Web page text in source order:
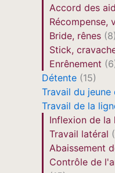
Accord des
Récompense,
Bride, rênes (8)
Stick,
Enrênement
Détente (15)
Travail du jeune
Travail de la
Inflexion de la
Travail latéral
Abaissement
Contrôle de